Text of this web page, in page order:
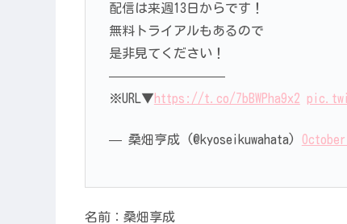
配信は来週13日からです！
無料トライアルもあるので
是非見てください！
—————————
※URL▼https://t.co/7bBWPha9x2
— 桑畑亨成 (@kyoseikuwahata)
名前： 桑畑享成